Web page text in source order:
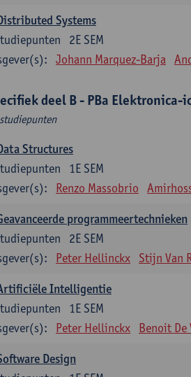
Systems
2E SEM
Johann Marquez-Barja
deel B - PBa Elektronica-
Structures
1E SEM
Renzo Massobrio
programmeertechnieken
2E SEM
Peter Hellinckx Stijn Van
Intelligentie
1E SEM
Peter Hellinckx Benoit De
Design